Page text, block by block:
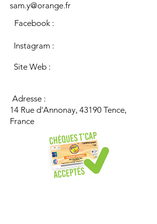
sam.y@orange.fr
Facebook :
Instagram :
Site Web :
Adresse :
14 Rue d'Annonay, 43190 Tence,
France